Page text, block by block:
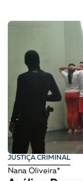
JUSTIÇA CRIMINAL
Nana Oliveira*